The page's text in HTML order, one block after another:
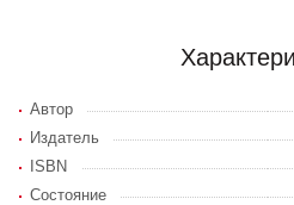
Автор
Издатель
ISBN
Состояние